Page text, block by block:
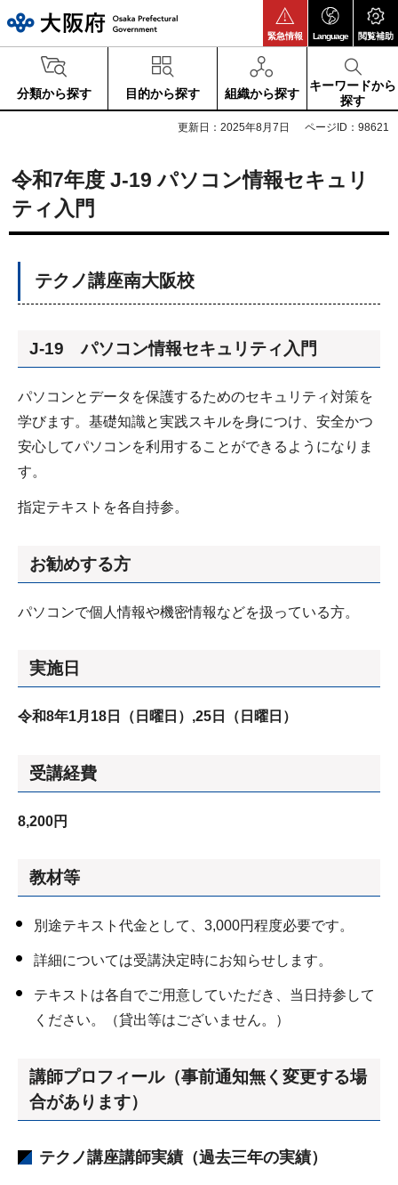
緊急情報 Language 閲覧補助
分類から探す 目的から探す 組織から探す
キーワードから
探す
更新日：2025年8月7日 ページID：98621
令和7年度 J-19 パソコン情報セキュリ
ティ入門
テクノ講座南大阪校
J-19 パソコン情報セキュリティ入門
パソコンとデータを保護するためのセキュリティ対策を
学びます。基礎知識と実践スキルを身につけ、安全かつ
安心してパソコンを利用することができるようになりま
す。
指定テキストを各自持参。
お勧めする方
パソコンで個人情報や機密情報などを扱っている方。
実施日
令和8年1月18日（日曜日）,25 日（日曜日）
受講経費
8,200円
教材等
別途テキスト代金として、3,000円程度必要です。
詳細については受講決定時にお知らせします。
テキストは各自でご用意していただき、当日持参して
ください。（貸出等はございません。）
講師プロフィール（事前通知無く変更する場
合があります）
テクノ講座講師実績（過去三年の実績）